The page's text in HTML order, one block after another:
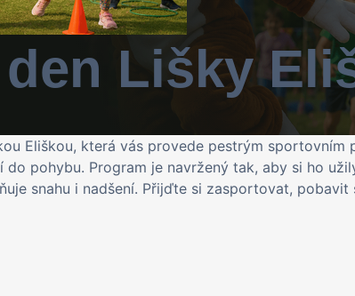
Lišky
Eliškou, která vás provede pestrým
pohybu. Program je navržený tak, aby si ho
snahu i nadšení. Přijďte si zasportovat,